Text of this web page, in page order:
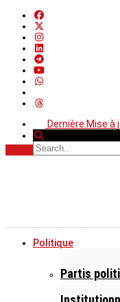
Dernière Mise à
Dernière
Politique
Partis